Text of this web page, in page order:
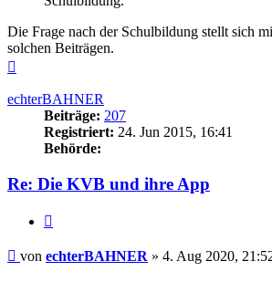
Die Frage nach der Schulbildung stellt sich
solchen Beiträgen.
echterBAHNER
Beiträge: 207
Registriert: 24. Jun 2015, 16:41
Behörde:
Re: Die KVB und ihre App
Beitrag
von echterBAHNER » 4. Aug 2020,